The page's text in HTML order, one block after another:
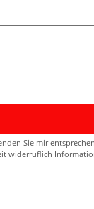
Sie mir
widerruflich